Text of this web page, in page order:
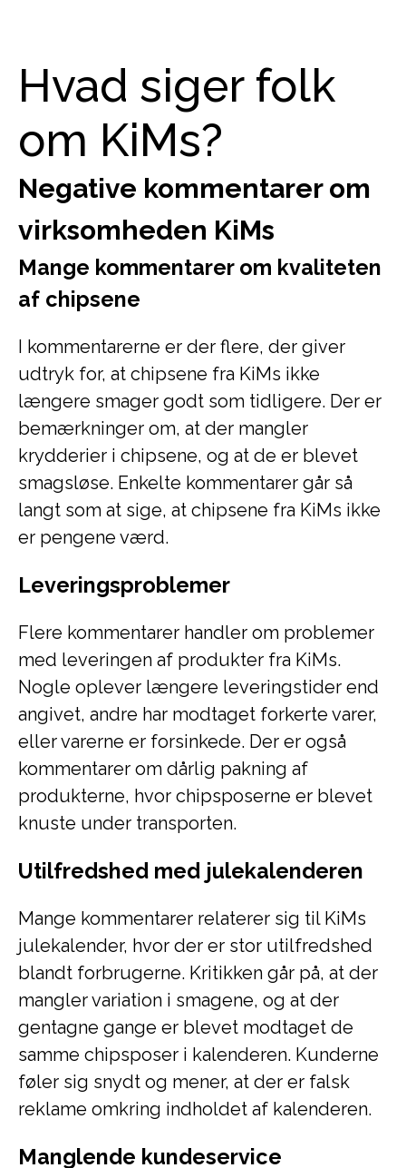
Hvad siger folk
om KiMs?
Negative kommentarer om
virksomheden KiMs
Mange kommentarer om kvaliteten
af chipsene
I kommentarerne er der flere, der giver
udtryk for, at chipsene fra KiMs ikke
længere smager godt som tidligere. Der er
bemærkninger om, at der mangler
krydderier i chipsene, og at de er blevet
smagsløse. Enkelte kommentarer går så
langt som at sige, at chipsene fra KiMs ikke
er pengene værd.
Leveringsproblemer
Flere kommentarer handler om problemer
med leveringen af produkter fra KiMs.
Nogle oplever længere leveringstider end
angivet, andre har modtaget forkerte varer,
eller varerne er forsinkede. Der er også
kommentarer om dårlig pakning af
produkterne, hvor chipsposerne er blevet
knuste under transporten.
Utilfredshed med julekalenderen
Mange kommentarer relaterer sig til KiMs
julekalender, hvor der er stor utilfredshed
blandt forbrugerne. Kritikken går på, at der
mangler variation i smagene, og at der
gentagne gange er blevet modtaget de
samme chipsposer i kalenderen. Kunderne
føler sig snydt og mener, at der er falsk
reklame omkring indholdet af kalenderen.
Manglende kundeservice